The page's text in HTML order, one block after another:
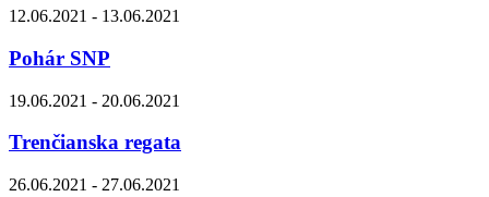
12.06.2021 - 13.06.2021
Pohár SNP
19.06.2021 - 20.06.2021
Trenčianska regata
26.06.2021 - 27.06.2021